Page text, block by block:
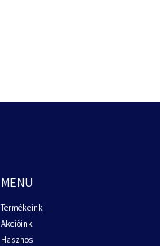
MENÜ
Termékeink
Akcióink
Hasznos